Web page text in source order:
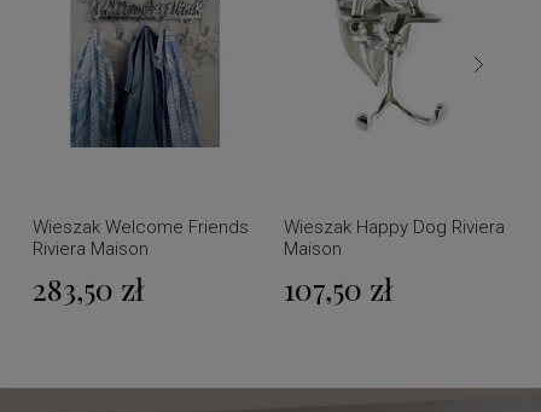
Wieszak Welcome Friends
Riviera Maison
283,50 zł
Wieszak Happy Dog Riviera
Maison
107,50 zł